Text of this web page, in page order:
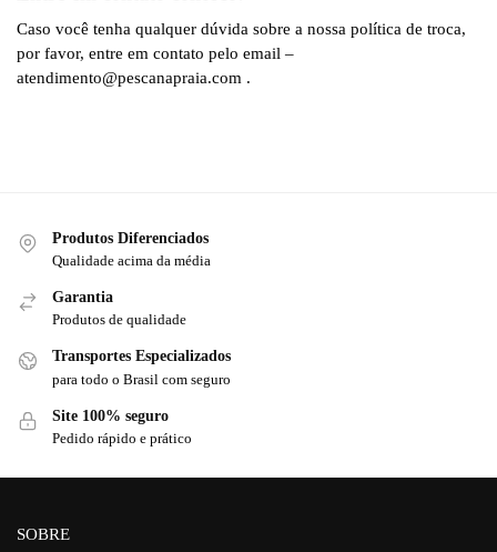
Caso você tenha qualquer dúvida sobre a nossa política de troca,
por favor, entre em contato pelo email –
atendimento@pescanapraia.com .
Produtos Diferenciados
Qualidade acima da média
Garantia
Produtos de qualidade
Transportes Especializados
para todo o Brasil com seguro
Site 100% seguro
Pedido rápido e prático
SOBRE